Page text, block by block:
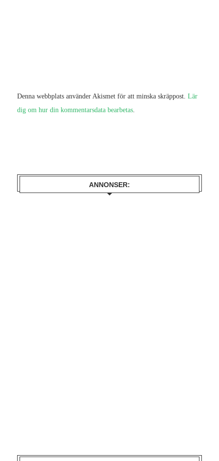
Denna webbplats använder Akismet för att minska skräppost. Lär
dig om hur din kommentarsdata bearbetas.
ANNONSER: